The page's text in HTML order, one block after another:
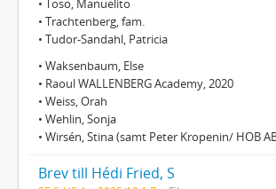
• Trachtenberg, fam.
• Tudor-Sandahl, Patricia
• Waksenbaum, Else
• Raoul WALLENBERG Academy, 2020
• Weiss, Orah
• Wehlin, Sonja
• Wirsén, Stina (samt Peter Kropenin/ HOB
Brev till Hédi Fried, S